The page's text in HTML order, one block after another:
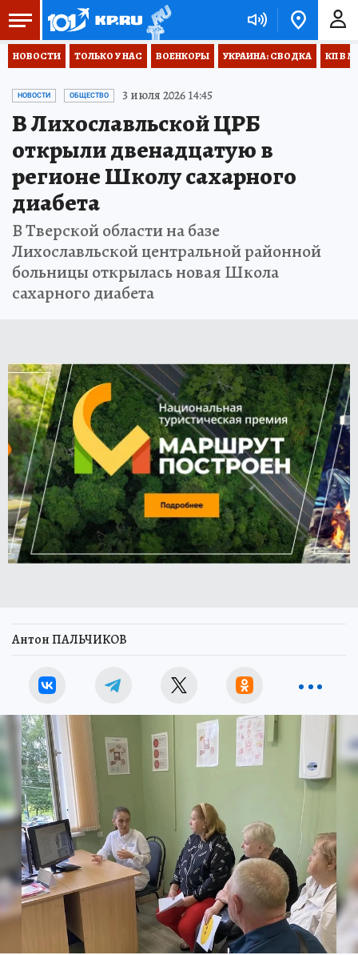
НОВОСТИ ТОЛЬКО У НАС ВОЕНКОРЫ УКРАИНА: СВОДКА КП В
НОВОСТИ ОБЩЕСТВО 3 июля 2026 14:45
В Лихославльской ЦРБ
открыли двенадцатую в
регионе Школу сахарного
диабета
В Тверской области на базе
Лихославльской центральной районной
больницы открылась новая Школа
сахарного диабета
Антон ПАЛЬЧИКОВ